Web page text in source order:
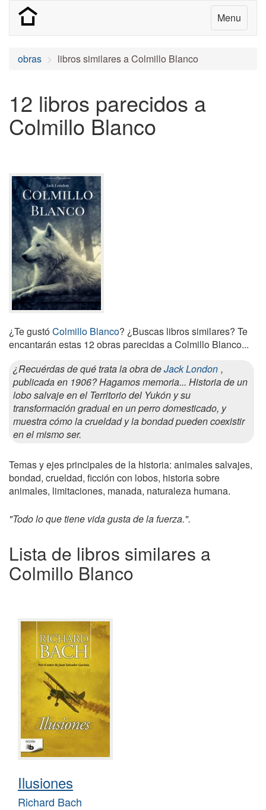
Menu
obras libros similares a Colmillo Blanco
12 libros parecidos a
Colmillo Blanco
¿Te gustóColmillo Blanco? ¿Buscas libros similares? Te
encantarán estas 12 obras parecidas a Colmillo Blanco...
¿Recuérdas de qué trata la obra deJack London ,
publicada en 1906? Hagamos memoria... Historia de un
lobo salvaje en el Territorio del Yukón y su
transformación gradual en un perro domesticado, y
muestra cómo la crueldad y la bondad pueden coexistir
en el mismo ser.
Temas y ejes principales de la historia: animales salvajes,
bondad, crueldad, ficción con lobos, historia sobre
animales, limitaciones, manada, naturaleza humana.
"Todo lo que tiene vida gusta de la fuerza.".
Lista de libros similares a
Colmillo Blanco
Ilusiones
Richard Bach